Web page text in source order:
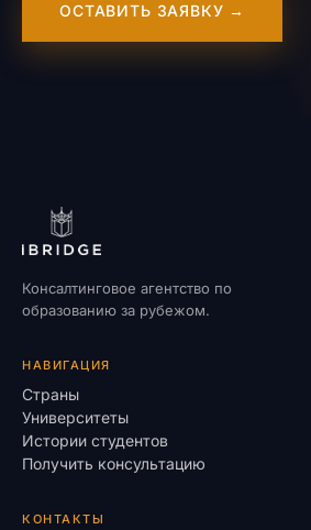
ОСТАВИТЬ ЗАЯВКУ →
Консалтинговое агентство по
образованию за рубежом.
НАВИГАЦИЯ
Страны
Университеты
Истории студентов
Получить консультацию
КОНТАКТЫ